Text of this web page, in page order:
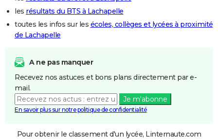
les résultats du BTS à Lachapelle
toutes les infos sur les écoles, collèges et lycées à proximité
de Lachapelle
A ne pas manquer
Recevez nos astuces et bons plans directement par e-
mail.
Je m'abonne
En savoir plus sur notre politique de confidentialité
Pour obtenir le classement d'un lycée, Linternaute.com